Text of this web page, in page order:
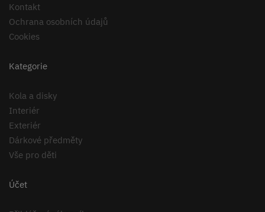
Kontakt
Ochrana osobních údajů
Cookies
Kategorie
Kola a disky
Interiér
Exteriér
Dárkové předměty
Vše pro děti
Účet